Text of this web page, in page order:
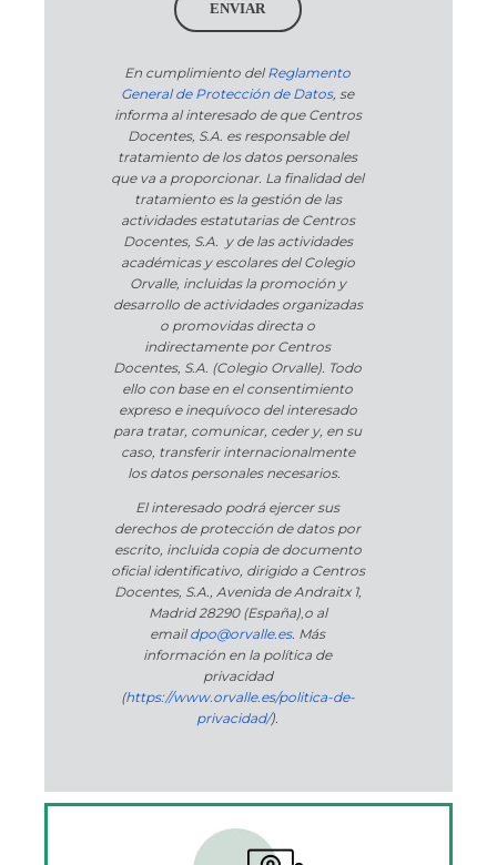
ENVIAR
En cumplimiento delReglamento
General de Protección de Datos, se
informa al interesado de que Centros
Docentes, S.A. es responsable del
tratamiento de los datos personales
que va a proporcionar. La finalidad del
tratamiento es la gestión de las
actividades estatutarias de Centros
Docentes, S.A. y de las actividades
académicas y escolares del Colegio
Orvalle, incluidas la promoción y
desarrollo de actividades organizadas
o promovidas directa o
indirectamente por Centros
Docentes, S.A. (Colegio Orvalle). Todo
ello con base en el consentimiento
expreso e inequívoco del interesado
para tratar, comunicar, ceder y, en su
caso, transferir internacionalmente
los datos personales necesarios.
El interesado podrá ejercer sus
derechos de protección de datos por
escrito, incluida copia de documento
oficial identificativo, dirigido a Centros
Docentes, S.A., Avenida de Andraitx 1,
Madrid 28290 (España),o al
emaildpo@orvalle.es. Más
información en la política de
privacidad
(https://www.orvalle.es/politica-de-
privacidad/).